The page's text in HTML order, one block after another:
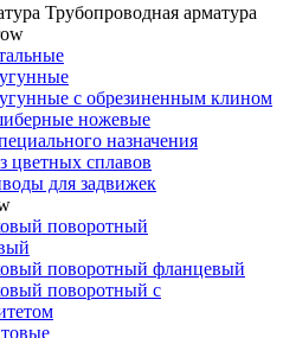
Трубопроводная арматура
с обрезиненным клином
ножевые
назначения
цветных сплавов
для задвижек
поворотный
поворотный фланцевый
поворотный с